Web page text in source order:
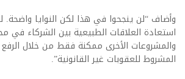
وأضاف “لن ينجحوا في هذا لكن النوايا واضحة.
استعادة العلاقات الطبيعية بين الشركاء في
والمشروعات الأخرى ممكنة فقط من خلال
المشروط للعقوبات غير القانونية”.